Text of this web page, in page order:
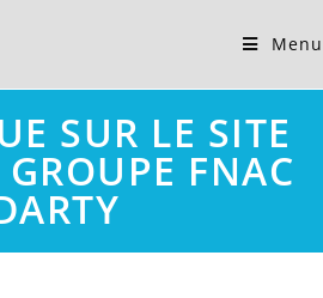
Menu
SUR LE SITE
FNAC